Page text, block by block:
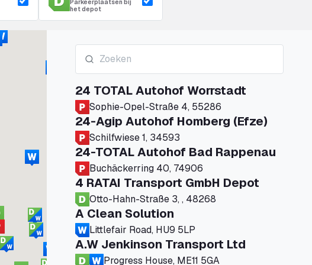
Parkeerplaatsen bij
het depot
24 TOTAL Autohof Worrstadt
Sophie-Opel-Straße 4, 55286
24-Agip Autohof Homberg (Efze)
Schilfwiese 1, 34593
24-TOTAL Autohof Bad Rappenau
Buchäckerring 40, 74906
4 RATAI Transport GmbH Depot
Otto-Hahn-Straße 3, , 48268
A Clean Solution
Littlefair Road, HU9 5LP
A.W Jenkinson Transport Ltd
Progress House, ME11 5GA